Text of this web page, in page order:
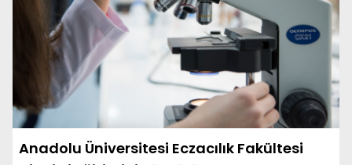
Anadolu Üniversitesi Eczacılık Fakültesi